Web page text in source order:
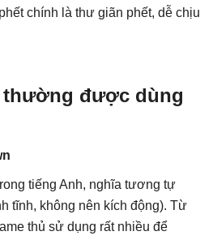
chính là thư giãn phết, dễ chịu
thường được dùng
tiếng Anh, nghĩa tương tự
tĩnh, không nên kích động). Từ
thủ sử dụng rất nhiều để